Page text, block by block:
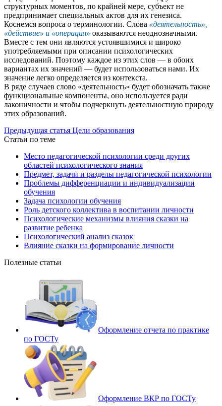
структурных моментов, по крайней мере, субъект не
предпринимает специальных актов для их генезиса.
Коснемся вопроса о терминологии. Слова «деятельность»,
«действие» и «операция» оказываются неоднозначными.
Вместе с тем они являются устоявшимися и широко
употребляемыми при описании психологических
исследований. Поэтому каждое из этих слов — в обоих
вариантах их значений — будет использоваться нами. Их
значение легко определяется из контекста.
В ряде случаев слово «деятельность» будет обозначать также
функциональные компоненты, оно используется ради
лаконичности и чтобы подчеркнуть деятельностную природу
этих образований.
Предыдущая статья Цели образования
Статьи по теме
Место педагогической психологии среди других
областей психологического знания
Предмет, задачи и разделы педагогической психологии
Проблемы дифференциации и индивидуализации
обучения
Задача психологии обучения
Роль детского коллектива в воспитании личности
Психологические механизмы влияния сказки на
развитие ребенка
Психологический анализ сказок
Влияние сказки на формирование личности
Полезные статьи
Оформление отчета по практике
по ГОСТу
Оформление ВКР по ГОСТу